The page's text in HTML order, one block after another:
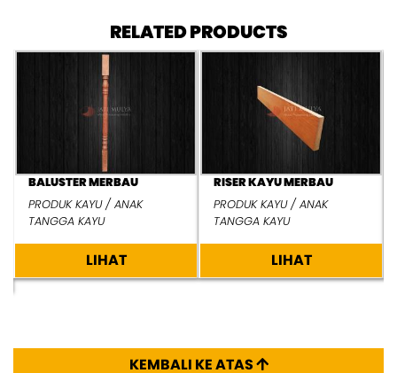
RELATED PRODUCTS
BALUSTER MERBAU
PRODUK KAYU / ANAK
TANGGA KAYU
LIHAT
RISER KAYU MERBAU
PRODUK KAYU / ANAK
TANGGA KAYU
LIHAT
KEMBALI KE ATAS